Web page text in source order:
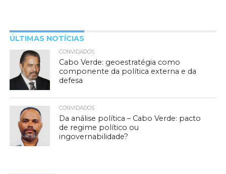
ÚLTIMAS NOTÍCIAS
CONVIDADOS
Cabo Verde: geoestratégia como
componente da política externa e da
defesa
CONVIDADOS
Da análise política – Cabo Verde: pacto
de regime político ou
ingovernabilidade?